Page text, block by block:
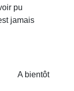
pu
jamais
A bientôt